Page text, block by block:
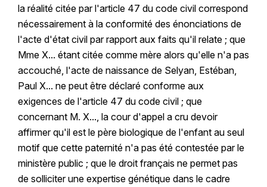
la réalité citée par l'article 47 du code civil correspond
nécessairement à la conformité des énonciations de
l'acte d'état civil par rapport aux faits qu'il relate ; que
Mme X... étant citée comme mère alors qu'elle n'a pas
accouché, l'acte de naissance de Selyan, Estéban,
Paul X... ne peut être déclaré conforme aux
exigences de l'article 47 du code civil ; que
concernant M. X..., la cour d'appel a cru devoir
affirmer qu'il est le père biologique de l'enfant au seul
motif que cette paternité n'a pas été contestée par le
ministère public ; que le droit français ne permet pas
de solliciter une expertise génétique dans le cadre